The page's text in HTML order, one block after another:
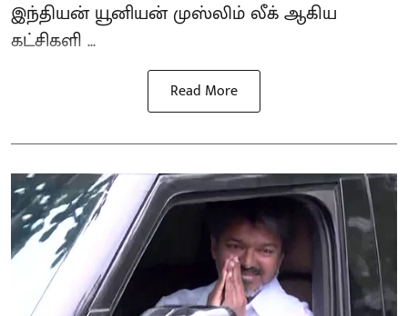
இந்தியன் யூனியன் முஸ்லிம் லீக் ஆகிய
கட்சிகளி ...
Read More